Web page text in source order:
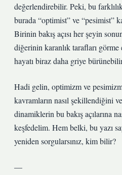
değerlendirebilir. Peki, bu
burada “optimist” ve “pesimist”
Birinin bakış açısı her şeyin
diğerinin karanlık tarafları
hayatı biraz daha griye
Hadi gelin, optimizm ve
kavramların nasıl şekillendiğini
dinamiklerin bu bakış açılarına
keşfedelim. Hem belki, bu yazı
yeniden sorgularsınız, kim bilir?
—